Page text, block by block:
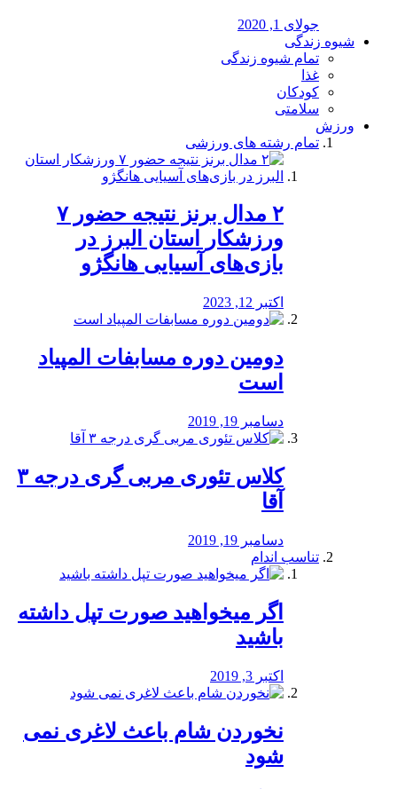
جولای 1, 2020
شیوه زندگی
تمام شیوه زندگی
غذا
کودکان
سلامتی
ورزش
تمام رشته های ورزشی
۲ مدال برنز نتیجه حضور ۷
ورزشکار استان البرز در
بازی‌های آسیایی هانگژو
اکتبر 12, 2023
دومین دوره مسابفات المپیاد
است
دسامبر 19, 2019
کلاس تئوری مربی گری درجه ۳
آقا
دسامبر 19, 2019
تناسب اندام
اگر میخواهید صورت تپل داشته
باشید
اکتبر 3, 2019
نخوردن شام باعث لاغری نمی
‌شود